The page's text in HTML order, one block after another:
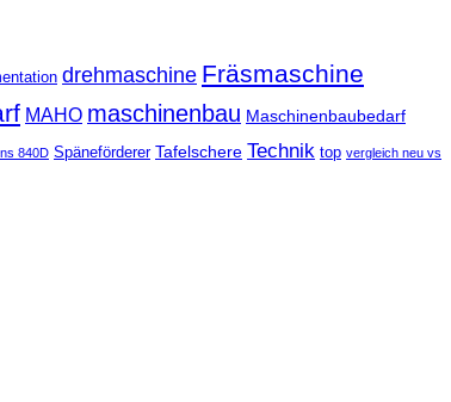
drehmaschine Fräsmaschine
MAHO maschinenbau Maschinenbaubedarf
840D Späneförderer Tafelschere Technik top vergleich neu vs